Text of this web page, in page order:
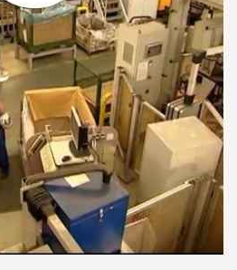
nagyvállalatai folyamatos
Nemcsak gépi forgácsolókból
hanem jól képzett mérnökökből
Egyetemen többek között
egyetem rektora és az LUK
megállapodást. Ez lehetőséget
hallgatóinak, hogy
részt a szombathelyi